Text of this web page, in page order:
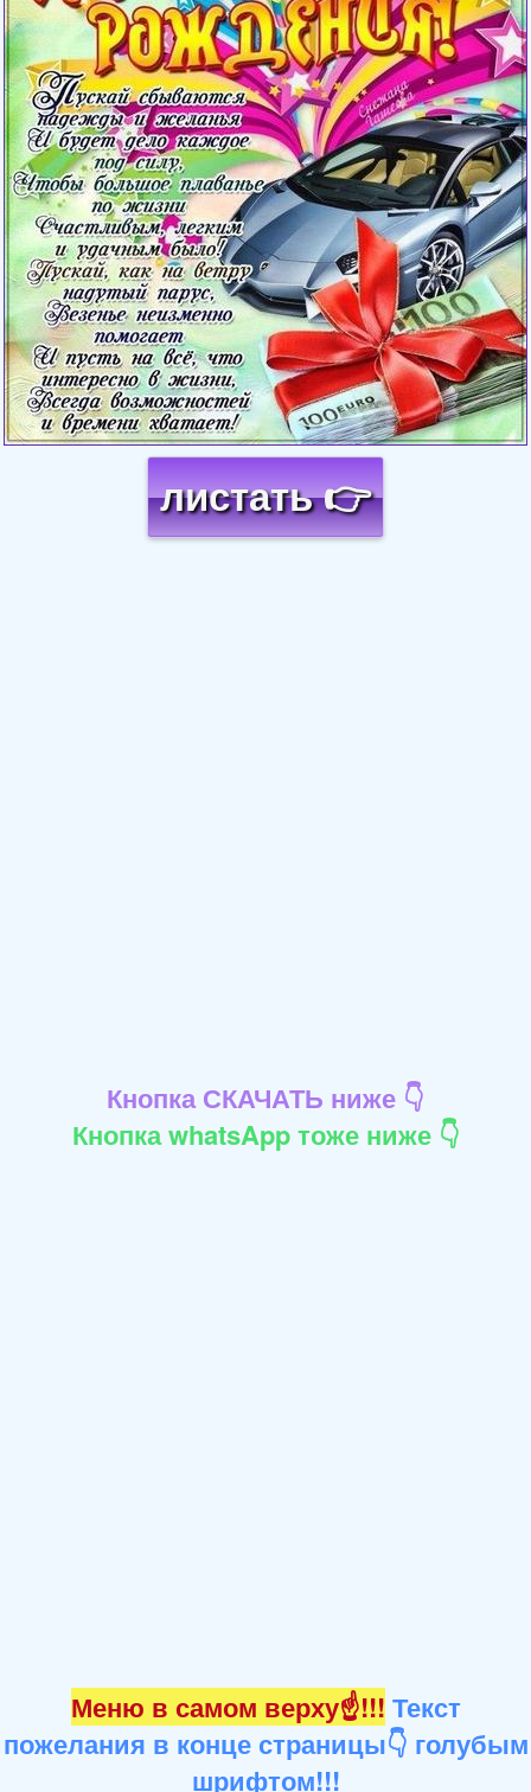
листать 👉
Кнопка СКАЧАТЬ ниже 👇
Кнопка whatsApp тоже ниже 👇
Меню в самом верху☝!!! Текст
пожелания в конце страницы👇 голубым
шрифтом!!!